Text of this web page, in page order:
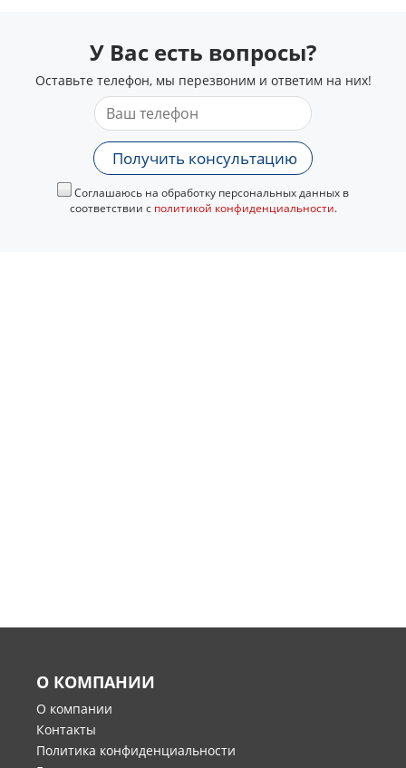
У Вас есть вопросы?
Оставьте телефон, мы перезвоним и ответим на них!
Получить консультацию
Соглашаюсь на обработку персональных данных в
соответствии с политикой конфиденциальности.
О КОМПАНИИ
О компании
Контакты
Политика конфиденциальности